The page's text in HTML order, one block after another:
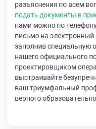
разъяснения по всем
подать документы в
нами можно по
письмо на электронный
заполнив специальную
нашего официального
проектировщиком
выстраивайте
ваш триумфальный
верного